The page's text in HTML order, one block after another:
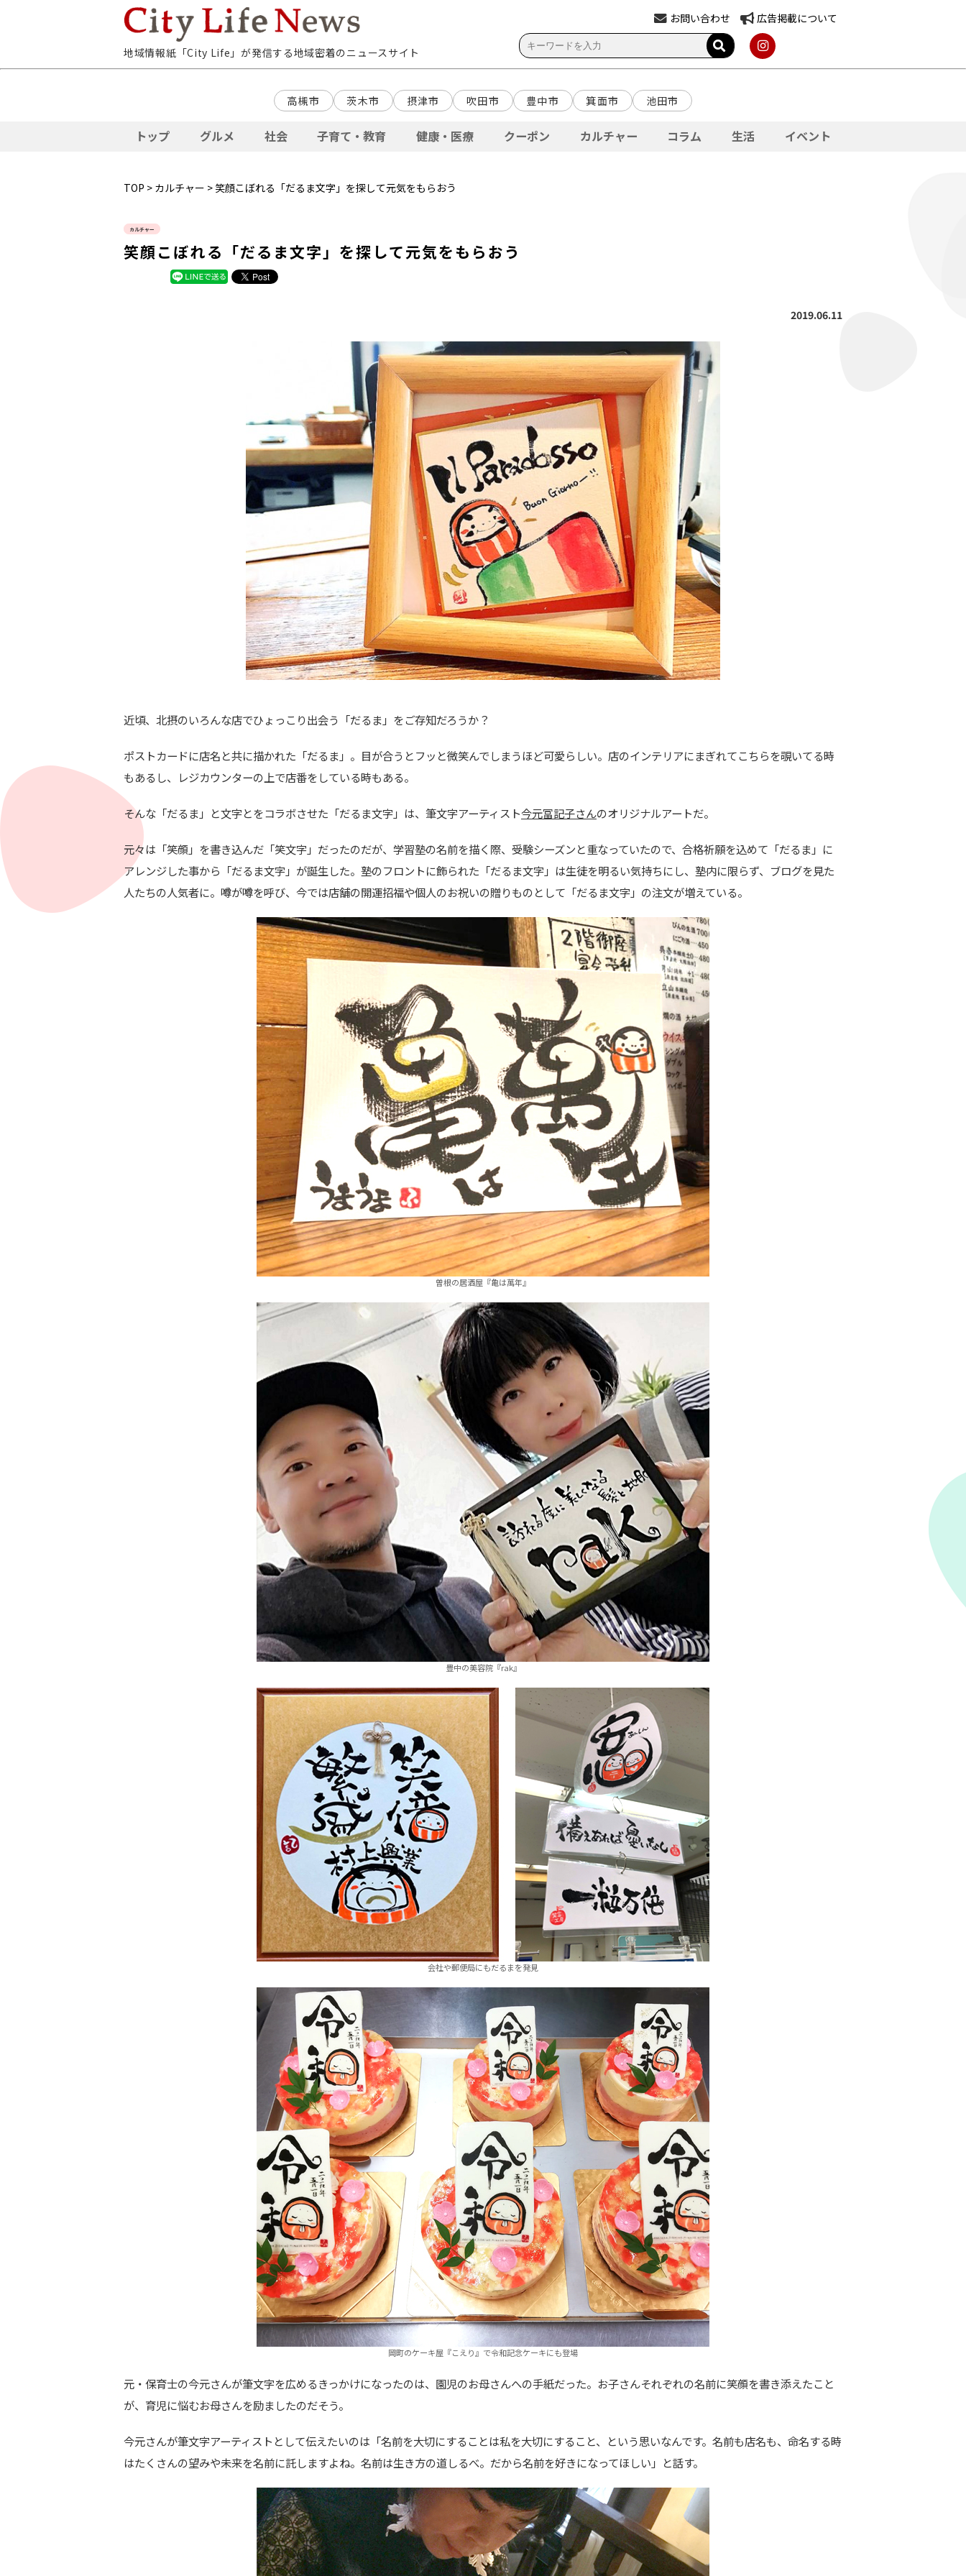
地域情報紙「City Life」が発信する地域密着のニュースサイト
お問い合わせ 広告掲載について
高槻市 茨木市 摂津市 吹田市 豊中市 箕面市 池田市
トップ グルメ 社会 子育て・教育 健康・医療 クーポン カルチャー コラム 生活 イベント
TOP > カルチャー > 笑顔こぼれる「だるま文字」を探して元気をもらおう
カルチャー
笑顔こぼれる「だるま文字」を探して元気をもらおう
2019.06.11
近頃、北摂のいろんな店でひょっこり出会う「だるま」をご存知だろうか？
ポストカードに店名と共に描かれた「だるま」。目が合うとフッと微笑んでしまうほど可愛らしい。店のインテリアにまぎれてこちらを覗いてる時
もあるし、レジカウンターの上で店番をしている時もある。
そんな「だるま」と文字とをコラボさせた「だるま文字」は、筆文字アーティスト今元冨記子さんのオリジナルアートだ。
元々は「笑顔」を書き込んだ「笑文字」だったのだが、学習塾の名前を描く際、受験シーズンと重なっていたので、合格祈願を込めて「だるま」に
アレンジした事から「だるま文字」が誕生した。塾のフロントに飾られた「だるま文字」は生徒を明るい気持ちにし、塾内に限らず、ブログを見た
人たちの人気者に。噂が噂を呼び、今では店舗の開運招福や個人のお祝いの贈りものとして「だるま文字」の注文が増えている。
曽根の居酒屋『亀は萬年』
豊中の美容院『rak』
会社や郵便局にもだるまを発見
岡町のケーキ屋『こえり』で令和記念ケーキにも登場
元・保育士の今元さんが筆文字を広めるきっかけになったのは、園児のお母さんへの手紙だった。お子さんそれぞれの名前に笑顔を書き添えたこと
が、育児に悩むお母さんを励ましたのだそう。
今元さんが筆文字アーティストとして伝えたいのは「名前を大切にすることは私を大切にすること、という思いなんです。名前も店名も、命名する時
はたくさんの望みや未来を名前に託しますよね。名前は生き方の道しるべ。だから名前を好きになってほしい」と話す。